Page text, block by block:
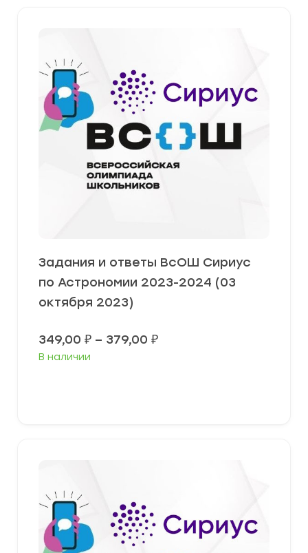
Задания и ответы ВсОШ Сириус
по Астрономии 2023-2024 (03
октября 2023)
349,00 ₽ – 379,00 ₽Диапазон
В наличии